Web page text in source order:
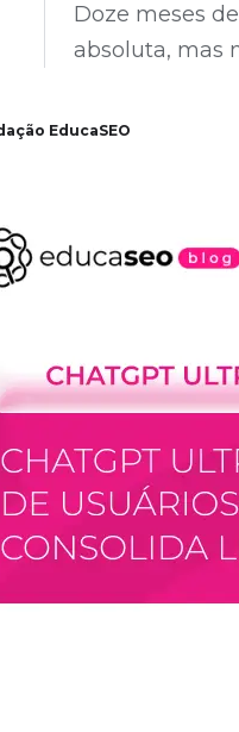
Doze meses
absoluta, mas
EducaSEO